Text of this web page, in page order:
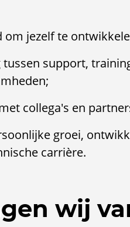
om jezelf te
tussen support,
collega's en
groei,
carrière.
wij